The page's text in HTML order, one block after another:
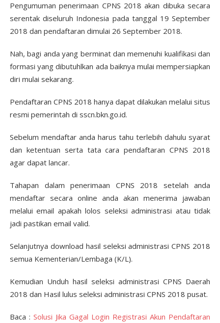
Pengumuman penerimaan CPNS 2018 akan dibuka secara
serentak diseluruh Indonesia pada tanggal 19 September
2018 dan pendaftaran dimulai 26 September 2018.
Nah, bagi anda yang berminat dan memenuhi kualifikasi dan
formasi yang dibutuhlkan ada baiknya mulai mempersiapkan
diri mulai sekarang.
Pendaftaran CPNS 2018 hanya dapat dilakukan melalui situs
resmi pemerintah di sscn.bkn.go.id.
Sebelum mendaftar anda harus tahu terlebih dahulu syarat
dan ketentuan serta tata cara pendaftaran CPNS 2018
agar dapat lancar.
Tahapan dalam penerimaan CPNS 2018 setelah anda
mendaftar secara online anda akan menerima jawaban
melalui email apakah lolos seleksi administrasi atau tidak
jadi pastikan email valid.
Selanjutnya download hasil seleksi administrasi CPNS 2018
semua Kementerian/Lembaga (K/L).
Kemudian Unduh hasil seleksi administrasi CPNS Daerah
2018 dan Hasil lulus seleksi administrasi CPNS 2018 pusat.
Baca : Solusi Jika Gagal Login Registrasi Akun Pendaftaran